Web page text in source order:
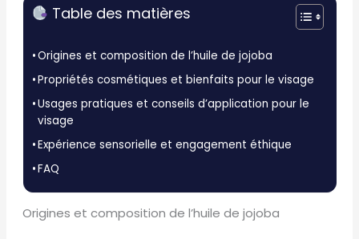
Table des matières
Origines et composition de l’huile de jojoba
Propriétés cosmétiques et bienfaits pour le visage
Usages pratiques et conseils d’application pour le
visage
Expérience sensorielle et engagement éthique
FAQ
Origines et composition de l’huile de jojoba